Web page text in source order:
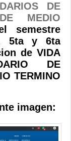
DE
MEDIO
semestre
5ta y 6ta
de VIDA
DE
TERMINO
imagen: